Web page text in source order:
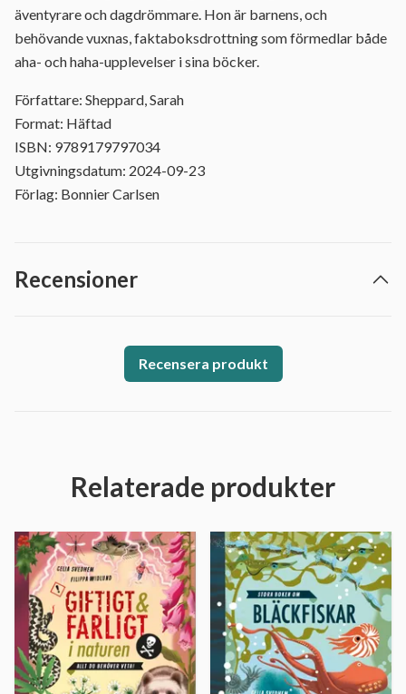
äventyrare och dagdrömmare. Hon är barnens, och
behövande vuxnas, faktaboksdrottning som förmedlar både
aha- och haha-upplevelser i sina böcker.
Författare: Sheppard, Sarah
Format: Häftad
ISBN: 9789179797034
Utgivningsdatum: 2024-09-23
Förlag: Bonnier Carlsen
Recensioner
Recensera produkt
Relaterade produkter